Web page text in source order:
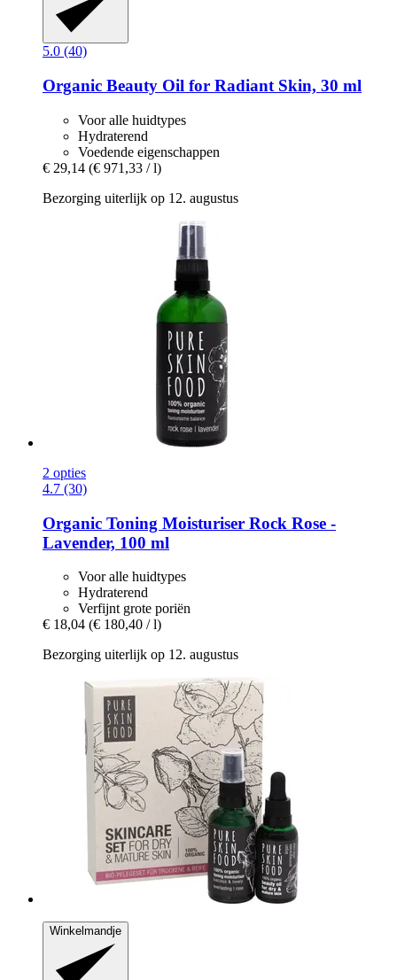
5.0 (40)
Organic Beauty Oil for Radiant Skin, 30 ml
Voor alle huidtypes
Hydraterend
Voedende eigenschappen
€ 29,14 (€ 971,33 / l)
Bezorging uiterlijk op 12. augustus
2 opties
4.7 (30)
Organic Toning Moisturiser Rock Rose -​
Lavender, 100 ml
Voor alle huidtypes
Hydraterend
Verfijnt grote poriën
€ 18,04 (€ 180,40 / l)
Bezorging uiterlijk op 12. augustus
Winkelmandje